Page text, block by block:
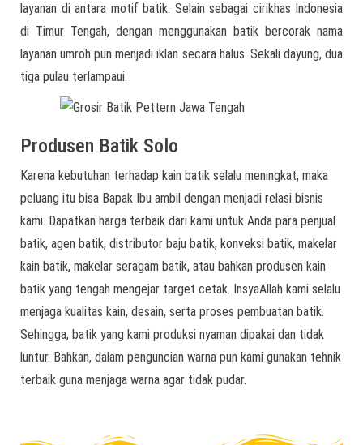
layanan di antara motif batik. Selain sebagai cirikhas Indonesia
di Timur Tengah, dengan menggunakan batik bercorak nama
layanan umroh pun menjadi iklan secara halus. Sekali dayung, dua
tiga pulau terlampaui.
Produsen Batik Solo
Karena kebutuhan terhadap kain batik selalu meningkat, maka
peluang itu bisa Bapak Ibu ambil dengan menjadi relasi bisnis
kami. Dapatkan harga terbaik dari kami untuk Anda para penjual
batik, agen batik, distributor baju batik, konveksi batik, makelar
kain batik, makelar seragam batik, atau bahkan produsen kain
batik yang tengah mengejar target cetak. InsyaAllah kami selalu
menjaga kualitas kain, desain, serta proses pembuatan batik.
Sehingga, batik yang kami produksi nyaman dipakai dan tidak
luntur. Bahkan, dalam penguncian warna pun kami gunakan tehnik
terbaik guna menjaga warna agar tidak pudar.